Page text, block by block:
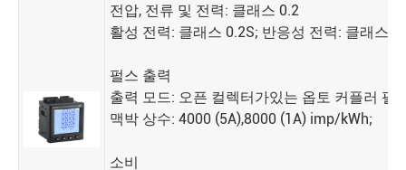
전압, 전류 및 전력: 클래스 0.2
활성 전력: 클래스 0.2S; 반응성 전력: 클래스
펄스 출력
출력 모드: 오픈 컬렉터가있는 옵토 커플러 펄
맥박 상수: 4000 (5A),8000 (1A) imp/kWh;
소비